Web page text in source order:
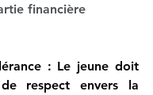
financière
: Le jeune doit
respect envers la